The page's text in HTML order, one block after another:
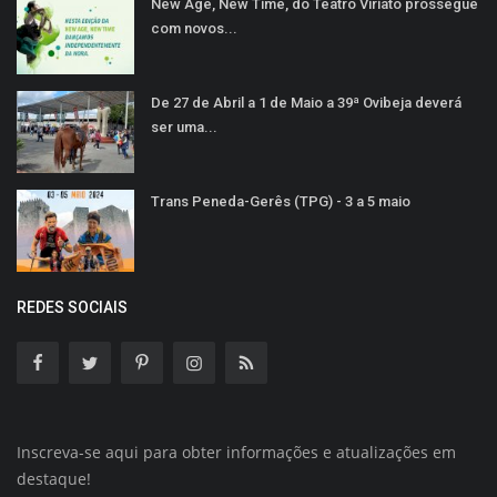
New Age, New Time, do Teatro Viriato prossegue
com novos...
De 27 de Abril a 1 de Maio a 39ª Ovibeja deverá
ser uma...
Trans Peneda-Gerês (TPG) - 3 a 5 maio
REDES SOCIAIS
Inscreva-se aqui para obter informações e atualizações em
destaque!